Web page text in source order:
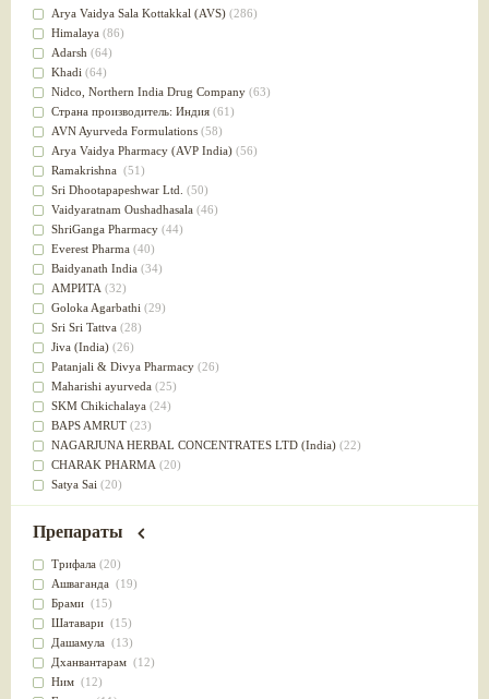
Лечит опухоли и отеки(46)
Для медитации
выводит токсины
Для здоровья печени
Для тела(39)
для очищения крови(38)
При диабете(38)
Антиоксидант(37)
Для Капха(Кафа) доши
От паразитов(37)
При расстройстве желудка (36)
Успокоительное(36)
Для глаз(34)
от геморроя(34)
Противовоспалительное
Для Питта доши(32)
Для сердца(32)
Для сосудов головного мозга
Для полости рта(32)
Дефицит железа(31)
Для лица(31)
Употребление в пищу
Ароматерапия(29)
Жаропонижающее(29)
для памяти(28)
для почек(28)
Слабительное (28)
Афродизиак(27)
Напитки(27)
Для йоги (27)
Для потенции(26)
Для душа(25)
для концентрации внимания
при нарушении эрекции
Arya Vaidya Sala Kottakkal (AVS) (286)
Himalaya (86)
Adarsh (64)
Khadi (64)
Nidсo, Northern India Drug Company (63)
Страна производитель: Индия (61)
AVN Ayurveda Formulations (58)
Arya Vaidya Pharmacy (AVP India) (56)
Ramakrishna (51)
Sri Dhootapapeshwar Ltd. (50)
Vaidyaratnam Oushadhasala (46)
ShriGanga Pharmacy (44)
Everest Pharma (40)
Baidyanath India (34)
АМРИТА (32)
Goloka Agarbathi (29)
Sri Sri Tattva (28)
Jiva (India) (26)
Patanjali & Divya Pharmacy (26)
Maharishi ayurveda (25)
SKM Chikichalaya (24)
BAPS AMRUT (23)
NAGARJUNA HERBAL CONCENTRATES LTD (India) (22)
CHARAK PHARMA (20)
Satya Sai (20)
Vyas(20)
Kerala Ayurveda
(19)
Organic India pvt ltd
Lalita(16)
Ashtang Herbals
Alarsin(14)
Vasu Health care
Baraka(13)
Dabur India Ltd
Препараты
Трифала (20)
Ашваганда (19)
Брами (15)
Шатавари (15)
Дашамула (13)
Дханвантарам (12)
Ним (12)